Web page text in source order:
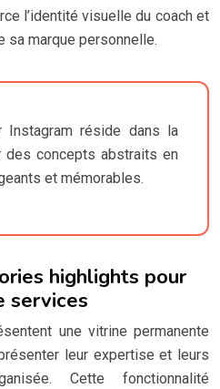
l’identité visuelle du coach et
sa marque personnelle.
réside dans la
des concepts abstraits en
et mémorables.
highlights pour
services
une vitrine permanente
leur expertise et leurs
Cette fonctionnalité